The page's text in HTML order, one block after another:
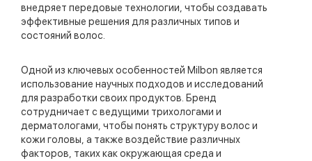
внедряет передовые технологии, чтобы создавать
эффективные решения для различных типов и
состояний волос.
Одной из ключевых особенностей Milbon является
использование научных подходов и исследований
для разработки своих продуктов. Бренд
сотрудничает с ведущими трихологами и
дерматологами, чтобы понять структуру волос и
кожи головы, а также воздействие различных
факторов, таких как окружающая среда и